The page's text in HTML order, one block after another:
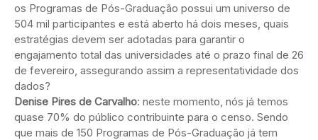
os Programas de Pós-Graduação possui um universo de
504 mil participantes e está aberto há dois meses, quais
estratégias devem ser adotadas para garantir o
engajamento total das universidades até o prazo final de 26
de fevereiro, assegurando assim a representatividade dos
dados?
Denise Pires de Carvalho: neste momento, nós já temos
quase 70% do público contribuinte para o censo. Sendo
que mais de 150 Programas de Pós-Graduação já tem